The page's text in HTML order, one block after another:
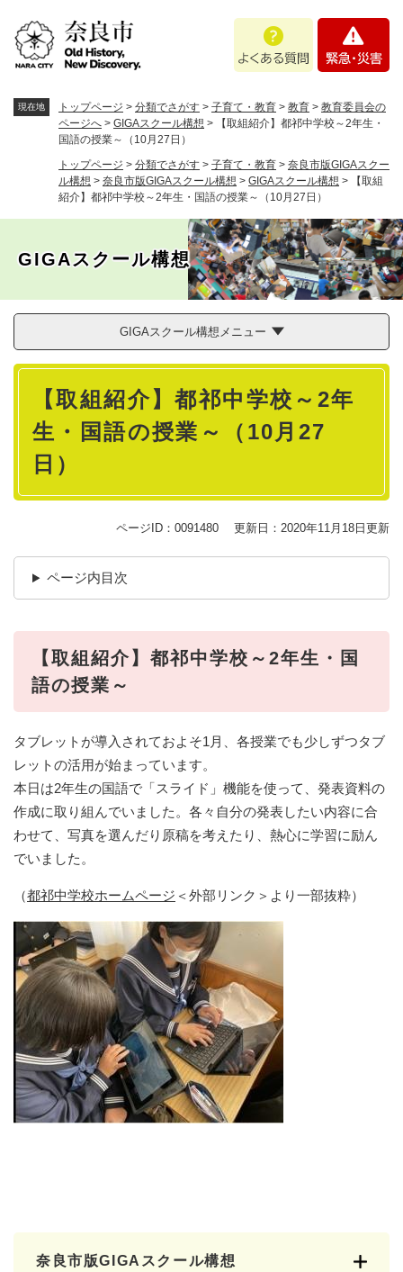
あ
問
・
現在地 トップページ > 分類でさがす > 子育て・教育 > 教育 > 教育委員会の
ページへ > GIGAスクール構想 >
【取組紹介】都祁中学校～2年生・
国語の授業～（10月27日）
トップページ > 分類でさがす > 子育て・教育 > 奈良市版GIGAスクー
ル構想 > 奈良市版GIGAスクール構想 > GIGAスクール構想 >
【取組
紹介】都祁中学校～2年生・国語の授業～（10月27日）
GIGAスクール構想
GIGAスクール構想メニュー
本
【取組紹介】都祁中学校～2年
生・国語の授業～（10月27
日）
ページID：0091480 更新日：2020年11月18日更新
ページ内目次
【取組紹介】都祁中学校～2年生・国
語の授業～
タブレットが導入されておよそ1月、各授業でも少しずつタブ
レットの活用が始まっています。
本日は2年生の国語で「スライド」機能を使って、発表資料の
作成に取り組んでいました。各々自分の発表したい内容に合
わせて、写真を選んだり原稿を考えたり、熱心に学習に励ん
でいました。
（都祁中学校ホームページ ＜外部リンク＞ より一部抜粋）
奈良市版GIGAスクール構想